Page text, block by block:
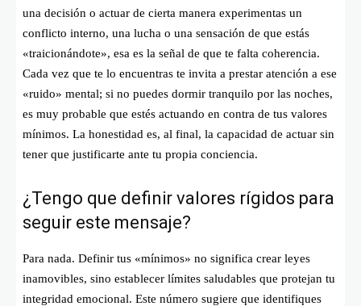
una decisión o actuar de cierta manera experimentas un
conflicto interno, una lucha o una sensación de que estás
«traicionándote», esa es la señal de que te falta coherencia.
Cada vez que te lo encuentras te invita a prestar atención a ese
«ruido» mental; si no puedes dormir tranquilo por las noches,
es muy probable que estés actuando en contra de tus valores
mínimos. La honestidad es, al final, la capacidad de actuar sin
tener que justificarte ante tu propia conciencia.
¿Tengo que definir valores rígidos para
seguir este mensaje?
Para nada. Definir tus «mínimos» no significa crear leyes
inamovibles, sino establecer límites saludables que protejan tu
integridad emocional. Este número sugiere que identifiques